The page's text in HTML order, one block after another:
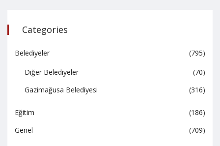
Categories
Belediyeler (795)
Diğer Belediyeler
(70)
Gazimağusa Belediyesi
(316)
Eğitim
(186)
Genel
(709)